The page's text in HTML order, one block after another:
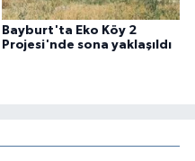
Bayburt'ta Eko Köy 2
Projesi'nde sona yaklaşıldı